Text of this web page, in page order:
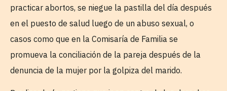
practicar abortos, se niegue la pastilla del día después
en el puesto de salud luego de un abuso sexual, o
casos como que en la Comisaría de Familia se
promueva la conciliación de la pareja después de la
denuncia de la mujer por la golpiza del marido.